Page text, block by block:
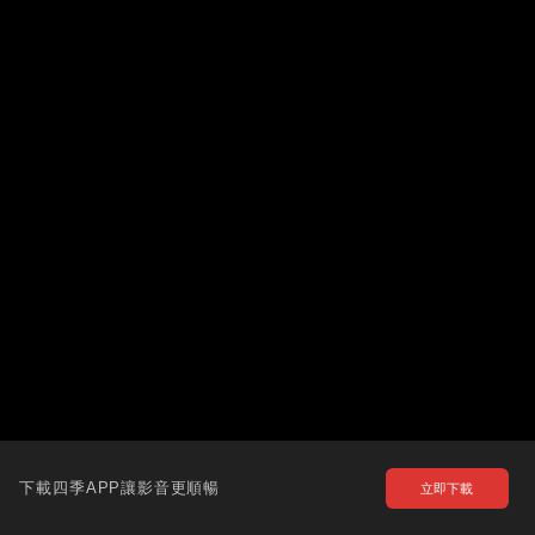
下載四季APP讓影音更順暢 立即下載